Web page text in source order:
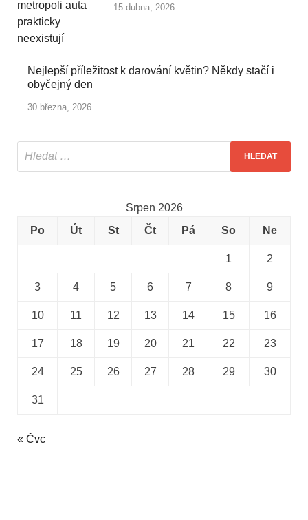
15 dubna, 2026
Nejlepší příležitost k darování květin? Někdy stačí i
obyčejný den
30 března, 2026
Srpen 2026
Po
Út St Čt Pá So Ne
1 2
3 4 5 6 7 8 9
10 11 12 13 14 15 16
17 18 19 20 21 22 23
24 25 26 27 28 29 30
31
« Čvc